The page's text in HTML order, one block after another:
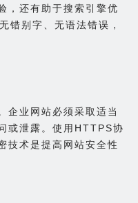
，还有助于搜索引擎优
错别字、无语法错误，
企业网站必须采取适当
或泄露。使用HTTPS协
技术是提高网站安全性